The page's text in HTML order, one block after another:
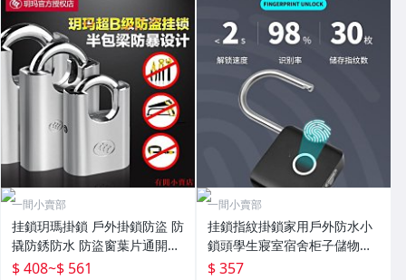
一間小賣部
挂鎖玥瑪掛鎖 戶外掛鎖防盜 防
撬防銹防水 防盜窗葉片通開掛
鎖 玥瑪鎖 現貨
$ 408~$ 561
一間小賣部
挂鎖指紋掛鎖家用戶外防水小
鎖頭學生寢室宿舍柜子儲物柜
子防盜鎖 現貨
$ 357